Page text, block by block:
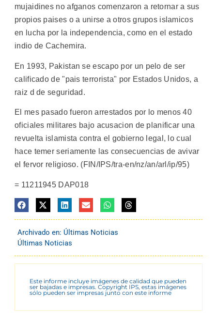
mujaidines no afganos comenzaron a retornar a sus
propios paises o a unirse a otros grupos islamicos
en lucha por la independencia, como en el estado
indio de Cachemira.
En 1993, Pakistan se escapo por un pelo de ser
calificado de "pais terrorista" por Estados Unidos, a
raiz d de seguridad.
El mes pasado fueron arrestados por lo menos 40
oficiales militares bajo acusacion de planificar una
revuelta islamista contra el gobierno legal, lo cual
hace temer seriamente las consecuencias de avivar
el fervor religioso. (FIN/IPS/tra-en/nz/an/arl/ip/95)
= 11211945 DAP018
Archivado en: Últimas Noticias
Últimas Noticias
Este informe incluye imágenes de calidad que pueden
ser bajadas e impresas. Copyright IPS, estas imágenes
sólo pueden ser impresas junto con este informe